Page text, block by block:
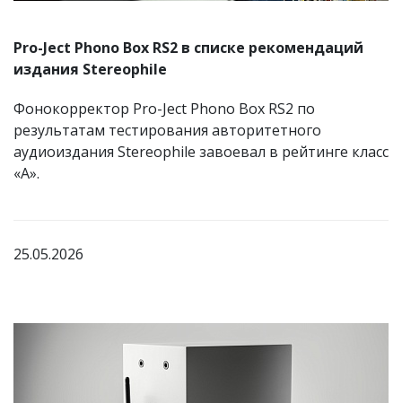
Pro-Ject Phono Box RS2 в списке рекомендаций
издания Stereophile
Фонокорректор Pro-Ject Phono Box RS2 по
результатам тестирования авторитетного
аудиоиздания Stereophile завоевал в рейтинге класс
«А».
25.05.2026